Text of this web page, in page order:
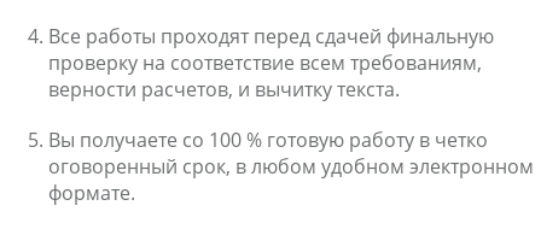
Все работы проходят перед сдачей финальную
проверку на соответствие всем требованиям,
верности расчетов, и вычитку текста.
Вы получаете со 100 % готовую работу в четко
оговоренный срок, в любом удобном электронном
формате.